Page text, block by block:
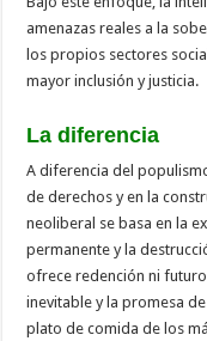
amenazas reales a la
los propios sectores
mayor inclusión y justicia.
La diferencia
A diferencia del
de derechos y en la
neoliberal se basa en la
permanente y la
ofrece redención ni
inevitable y la promesa
plato de comida de los